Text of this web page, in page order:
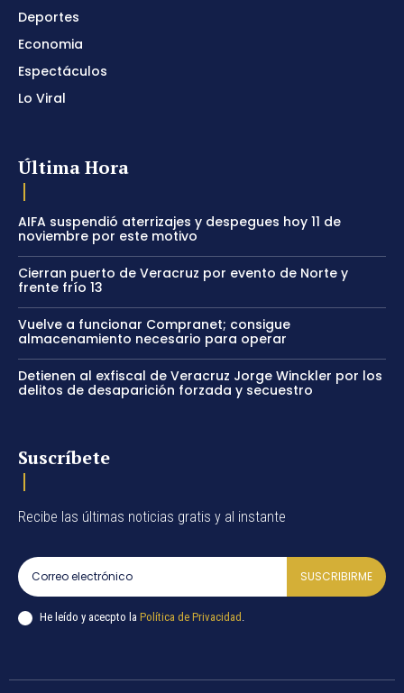
Deportes
Economia
Espectáculos
Lo Viral
Última Hora
AIFA suspendió aterrizajes y despegues hoy 11 de
noviembre por este motivo
Cierran puerto de Veracruz por evento de Norte y
frente frío 13
Vuelve a funcionar Compranet; consigue
almacenamiento necesario para operar
Detienen al exfiscal de Veracruz Jorge Winckler por los
delitos de desaparición forzada y secuestro
Suscríbete
Recibe las últimas noticias gratis y al instante
SUSCRIBIRME
He leído y acecpto la Política de Privacidad .